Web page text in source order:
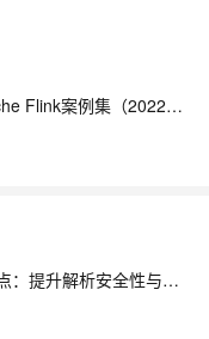
【藏经阁一起读（27）】本周推荐《Apache Flink案例集（2022版）》，你有哪些心得？
阿里云EMAS HTTPDNS 扩展全球服务节点：提升解析安全性与网络覆盖